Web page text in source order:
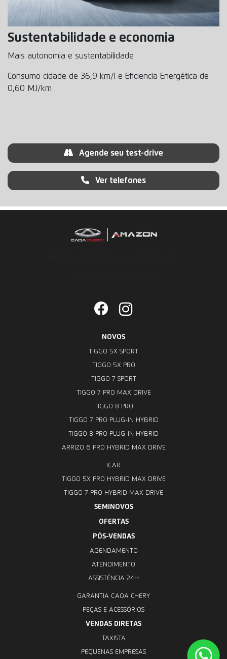
Sustentabilidade e economia
Mais autonomia e sustentabilidade
Consumo cidade de 36,9 km/l e Eficiencia Energética de
0,60 MJ/km .
Ver telefones
Agende seu test-drive
NOVOS
TIGGO 5X SPORT
TIGGO 5X PRO
TIGGO 7 SPORT
TIGGO 7 PRO MAX DRIVE
TIGGO 8 PRO
TIGGO 7 PRO PLUG-IN HYBRID
TIGGO 8 PRO PLUG-IN HYBRID
ARRIZO 6 PRO HYBRID MAX DRIVE
ICAR
TIGGO 5X PRO HYBRID MAX DRIVE
TIGGO 7 PRO HYBRID MAX DRIVE
SEMINOVOS
OFERTAS
PÓS-VENDAS
AGENDAMENTO
ATENDIMENTO
ASSISTÊNCIA 24H
GARANTIA CAOA CHERY
PEÇAS E ACESSÓRIOS
VENDAS DIRETAS
TAXISTA
PEQUENAS EMPRESAS